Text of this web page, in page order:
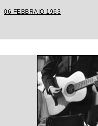
06 FEBBRAIO 1963